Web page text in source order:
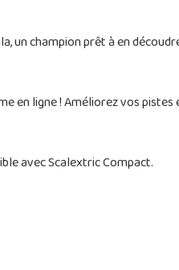
un champion prêt à en
en ligne ! Améliorez vos
avec Scalextric Compact.